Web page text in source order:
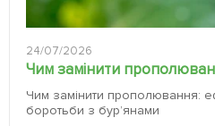
24/07/2026
Чим замінити
Чим замінити прополювання:
боротьби з бур’янами